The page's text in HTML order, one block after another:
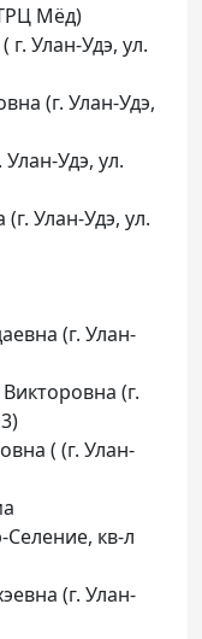
Мёд)
Улан-Удэ, ул.
(г. Улан-Удэ,
Удэ, ул.
Улан-Удэ, ул.
(г. Улан-
(г.
( (г. Улан-
кв-л
(г. Улан-